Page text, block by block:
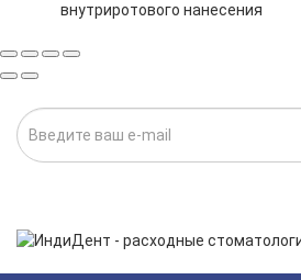
внутриротового нанесения